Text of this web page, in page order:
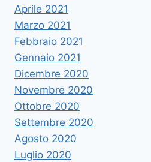
Aprile 2021
Marzo 2021
Febbraio 2021
Gennaio 2021
Dicembre 2020
Novembre 2020
Ottobre 2020
Settembre 2020
Agosto 2020
Luglio 2020